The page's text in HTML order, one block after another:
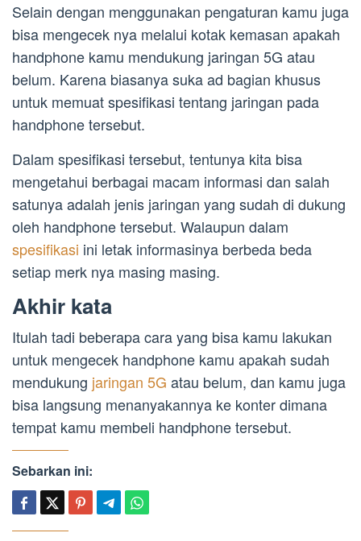
Selain dengan menggunakan pengaturan kamu juga
bisa mengecek nya melalui kotak kemasan apakah
handphone kamu mendukung jaringan 5G atau
belum. Karena biasanya suka ad bagian khusus
untuk memuat spesifikasi tentang jaringan pada
handphone tersebut.
Dalam spesifikasi tersebut, tentunya kita bisa
mengetahui berbagai macam informasi dan salah
satunya adalah jenis jaringan yang sudah di dukung
oleh handphone tersebut. Walaupun dalam
spesifikasi ini letak informasinya berbeda beda
setiap merk nya masing masing.
Akhir kata
Itulah tadi beberapa cara yang bisa kamu lakukan
untuk mengecek handphone kamu apakah sudah
mendukung jaringan 5G atau belum, dan kamu juga
bisa langsung menanyakannya ke konter dimana
tempat kamu membeli handphone tersebut.
Sebarkan ini: